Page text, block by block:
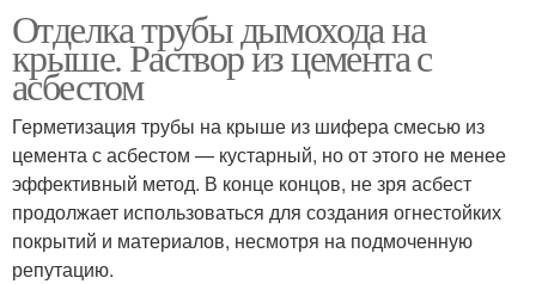
Отделка трубы дымохода на
крыше. Раствор из цемента с
асбестом
Герметизация трубы на крыше из шифера смесью из
цемента с асбестом — кустарный, но от этого не менее
эффективный метод. В конце концов, не зря асбест
продолжает использоваться для создания огнестойких
покрытий и материалов, несмотря на подмоченную
репутацию.